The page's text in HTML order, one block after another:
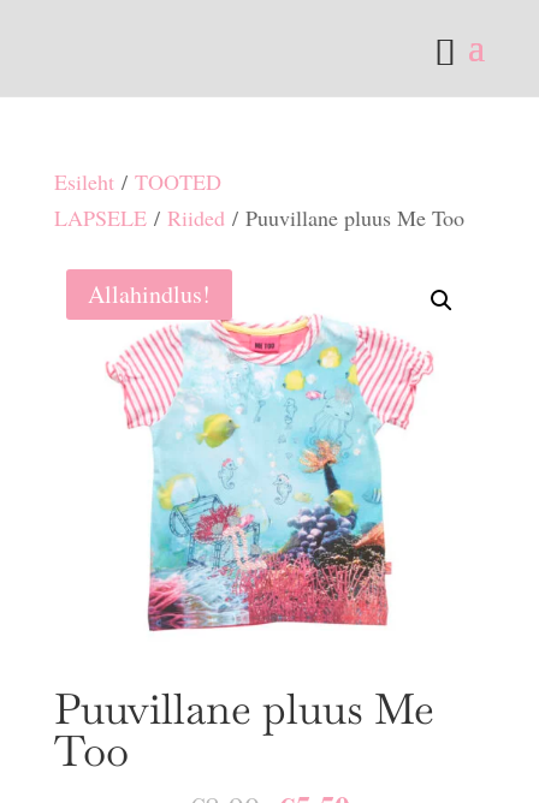
Esileht/ TOOTED
LAPSELE/ Riided/ Puuvillane pluus Me Too
Allahindlus!
Puuvillane pluus Me
Too